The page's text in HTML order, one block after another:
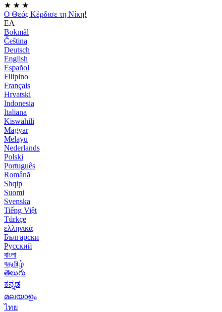
★ ★ ★
Ο Θεός Κέρδισε τη Νίκη!
ΕΛ
Bokmål
Čeština
Deutsch
English
Español
Filipino
Français
Hrvatski
Indonesia
Italiana
Kiswahili
Magyar
Melayu
Nederlands
Polski
Português
Română
Shqip
Suomi
Svenska
Tiếng Việt
Türkçe
ελληνικά
Български
Русский
বাংলা
বதமிழ்
తెలుగు
ಕನ್ನಡ
മലയാളം
ไทย